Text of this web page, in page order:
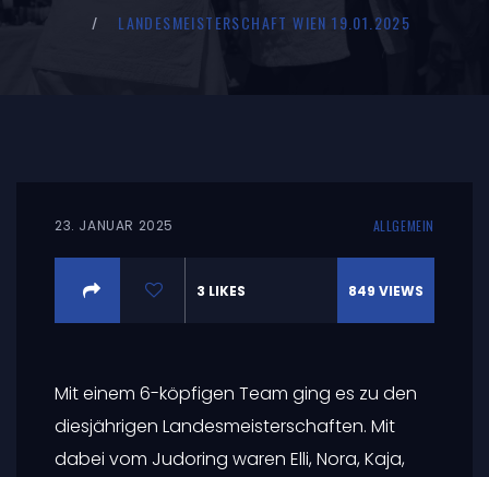
LANDESMEISTERSCHAFT WIEN 19.01.2025
23. JANUAR 2025 ALLGEMEIN
3 LIKES 849 VIEWS
Mit einem 6-köpfigen Team ging es zu den
diesjährigen Landesmeisterschaften. Mit
dabei vom Judoring waren Elli, Nora, Kaja,